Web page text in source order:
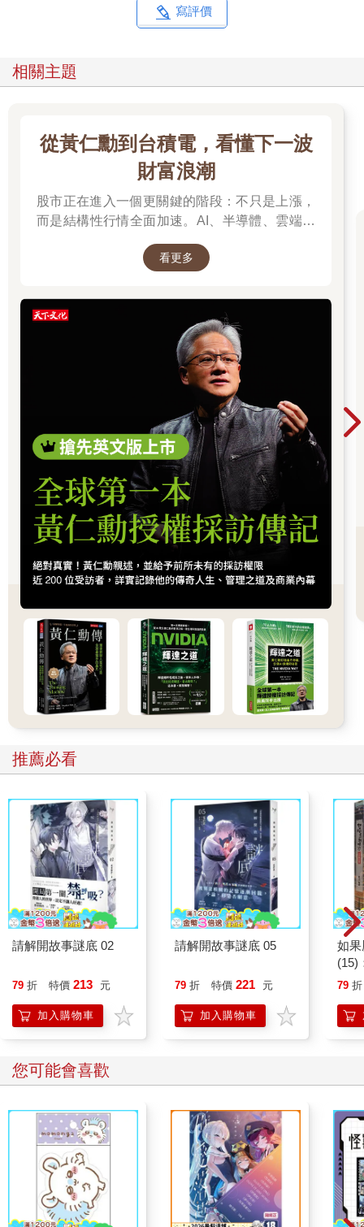
寫評價
相關主題
從黃仁勳到台積電，看懂下一波
財富浪潮
股市正在進入一個更關鍵的階段：不只是上漲，
而是結構性行情全面加速。AI、半導體、雲端運
動全球科技基礎建設持續升級。尤其台灣憑藉晶
潮的關鍵樞紐上。而在這場浪潮中，有一個名字
你不得不認識：黃仁勳（NVIDIA），他正在定義
AI算力時代的規則，而台積電則是全球晶片製造
的核心引擎。從AI晶片、資料中心到記憶體與伺
服器，整條產業鏈正在被重新定價，帶動企業獲
利與出口預期同步上修。這不只是股市行情，而
是一次世界趨勢的重組：AI正在重寫產業分工，
也正在改變資本流向與全球經濟結構。
看更多
推薦必看
請解開故事謎底 02
79 折 特價 213 元
加入購物車
請解開故事謎底 05
79 折 特價 221 元
加入購物車
如
(15)
貓
79 折
您可能會喜歡